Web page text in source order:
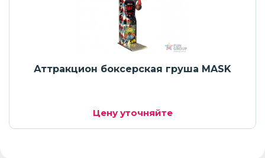
Аттракцион боксерская груша MASK
Цену уточняйте